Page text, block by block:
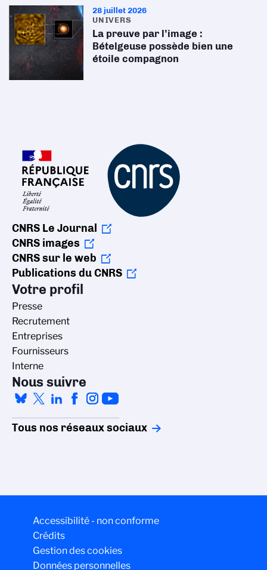
28 juillet 2026
UNIVERS
La preuve par l’image :
Bételgeuse possède bien une
étoile compagnon
CNRS Le Journal
CNRS images
CNRS sur le web
Publications du CNRS
Votre profil
Presse
Recrutement
Entreprises
Fournisseurs
Interne
Nous suivre
Tous nos réseaux sociaux
Accessibilité - non conforme
Crédits
Gestion des cookies
Données personnelles